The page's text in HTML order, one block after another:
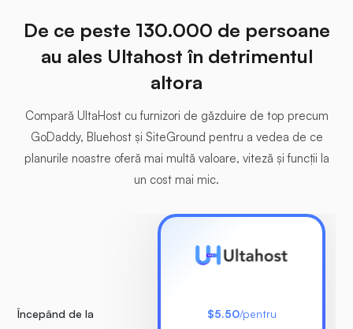
De ce peste 130.000 de persoane
au ales Ultahost în detrimentul
altora
Compară UltaHost cu furnizori de găzduire de top precum
GoDaddy, Bluehost și SiteGround pentru a vedea de ce
planurile noastre oferă mai multă valoare, viteză și funcții la
un cost mai mic.
Începând de la $5.50/pentru